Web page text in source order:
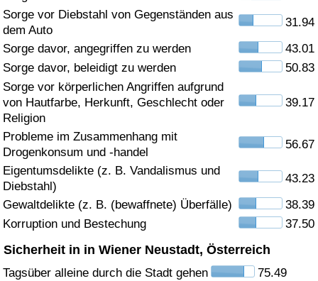
Sorge vor Diebstahl von Gegenständen aus
dem Auto
31.94
Sorge davor, angegriffen zu werden
43.01
Sorge davor, beleidigt zu werden
50.83
Sorge vor körperlichen Angriffen aufgrund
von Hautfarbe, Herkunft, Geschlecht oder
Religion
39.17
Probleme im Zusammenhang mit
Drogenkonsum und -handel
56.67
Eigentumsdelikte (z. B. Vandalismus und
Diebstahl)
43.23
Gewaltdelikte (z. B. (bewaffnete) Überfälle)
38.39
Korruption und Bestechung
37.50
Sicherheit in in Wiener Neustadt, Österreich
Tagsüber alleine durch die Stadt gehen 75.49
Gesundheitsversorgungs-Index (aktuell)
Gesundheitsversorgungs-Index
Gesundheitsversorgungs-Index nach Land
Umweltverschmutzung
Umweltverschmutzungs-Index (aktuell)
Verschmutzungsindex
Umweltverschmutzungs-Index nach Land
Verkehr